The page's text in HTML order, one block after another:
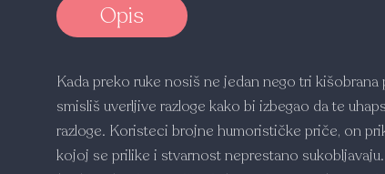
Opis
Kada preko ruke nosiš ne jedan nego tri kišobrana
smisliš uverljive razloge kako bi izbegao da te
razloge. Koristeci brojne humorističke priče, on
kojoj se prilike i stvarnost neprestano